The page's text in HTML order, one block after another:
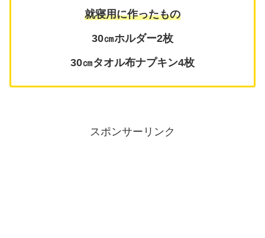
就寝用に作ったもの
30㎝ホルダー2枚
30㎝タオル布ナプキン4枚
スポンサーリンク